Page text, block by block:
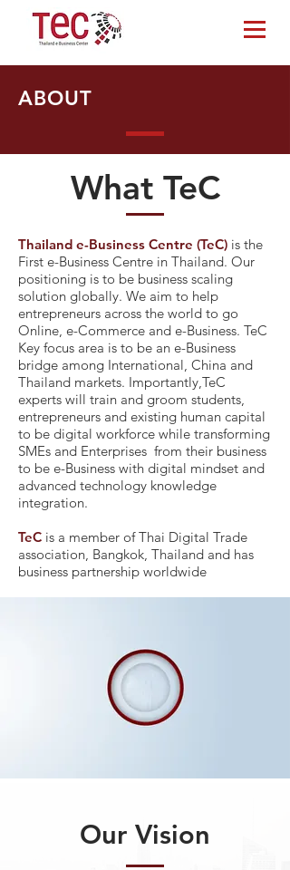
ABOUT
What TeC
Thailand e-Business Centre (TeC) is the
First e-Business Centre in Thailand. Our
positioning is to be business scaling
solution globally. We aim to help
entrepreneurs across the world to go
Online, e-Commerce and e-Business. TeC
Key focus area is to be an e-Business
bridge among International, China and
Thailand markets. Importantly,TeC
experts will train and groom students,
entrepreneurs and existing human capital
to be digital workforce while transforming
SMEs and Enterprises from their business
to be e-Business with digital mindset and
advanced technology knowledge
integration.
TeC is a member of Thai Digital Trade
association, Bangkok, Thailand and has
business partnership worldwide
Our Vision